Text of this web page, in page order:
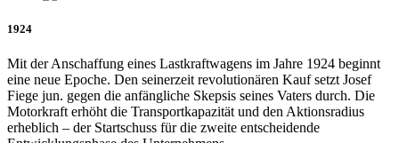
1924
Mit der Anschaffung eines Lastkraftwagens im Jahre 1924 beginnt
eine neue Epoche. Den seinerzeit revolutionären Kauf setzt Josef
Fiege jun. gegen die anfängliche Skepsis seines Vaters durch. Die
Motorkraft erhöht die Transportkapazität und den Aktionsradius
erheblich – der Startschuss für die zweite entscheidende